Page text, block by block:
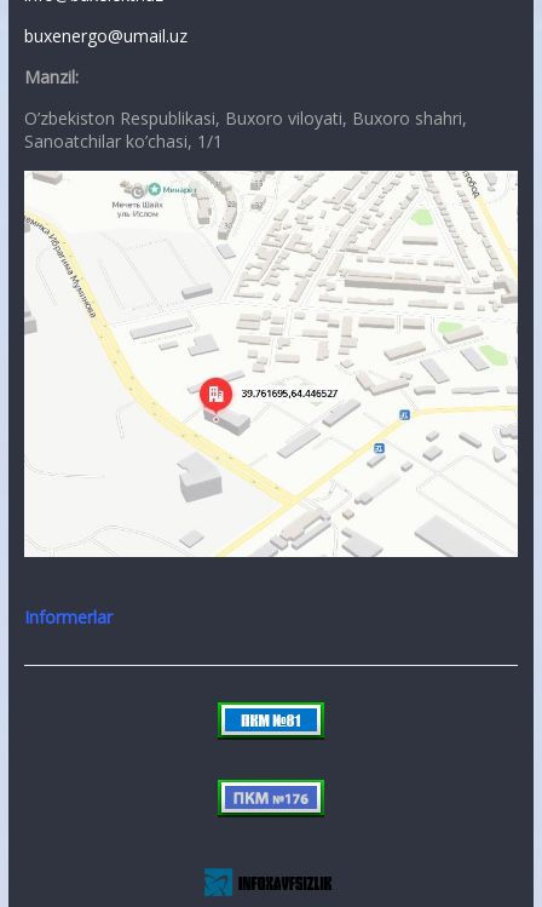
buxenergo@umail.uz
Manzil:
O’zbekiston Respublikasi, Buxoro viloyati, Buxoro shahri,
Sanoatchilar ko’chasi, 1/1
Informerlar